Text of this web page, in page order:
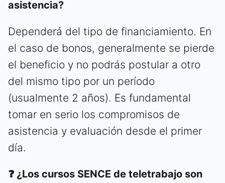
asistencia?
Dependerá del tipo de financiamiento. En
el caso de bonos, generalmente se pierde
el beneficio y no podrás postular a otro
del mismo tipo por un período
(usualmente 2 años). Es fundamental
tomar en serio los compromisos de
asistencia y evaluación desde el primer
día.
❓ ¿Los cursos SENCE de teletrabajo son